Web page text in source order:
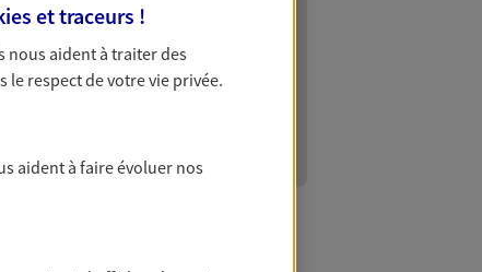
et traceurs !
nous aident à traiter des
respect de votre vie privée.
aident à faire évoluer nos